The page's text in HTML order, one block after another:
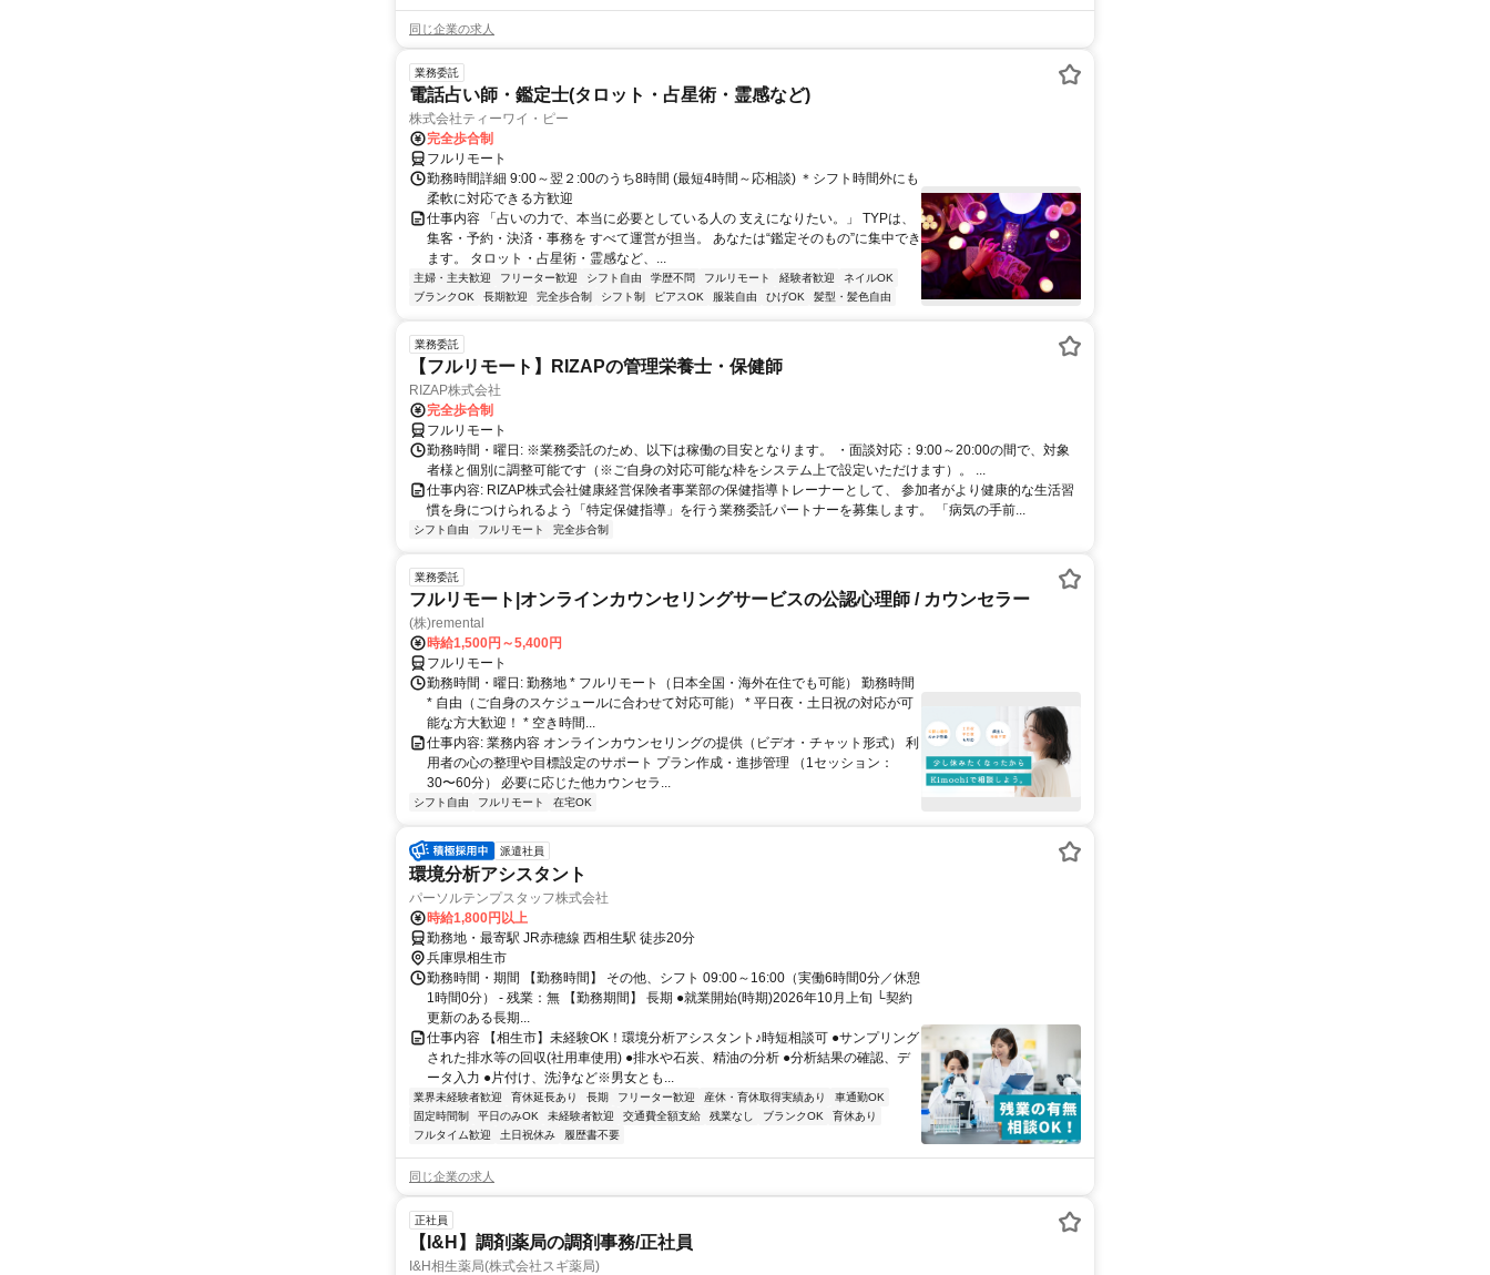
同じ企業の求人
業務委託
電話占い師・鑑定士(タロット・占星術・霊感など)
株式会社ティーワイ・ピー
完全歩合制
フルリモート
勤務時間詳細 9:00～翌２:00のうち8時間 (最短4時間～応相談) ＊シフト時間外にも
柔軟に対応できる方歓迎
仕事内容 「占いの力で、本当に必要としている人の 支えになりたい。」 TYPは、
集客・予約・決済・事務を すべて運営が担当。 あなたは“鑑定そのもの”に集中でき
ます。 タロット・占星術・霊感など、...
主婦・主夫歓迎 フリーター歓迎 シフト自由 学歴不問 フルリモート 経験者歓迎
ネイルOK
ブランクOK
長期歓迎 完全歩合制 シフト制 ピアスOK 服装自由 ひげOK 髪型・髪色自由
業務委託
【フルリモート】RIZAPの管理栄養士・保健師
RIZAP株式会社
完全歩合制
フルリモート
勤務時間・曜日: ※業務委託のため、以下は稼働の目安となります。 ・面談対応：9:00～20:00の間で、対象
者様と個別に調整可能です（※ご自身の対応可能な枠をシステム上で設定いただけます）。 ...
仕事内容: RIZAP株式会社健康経営保険者事業部の保健指導トレーナーとして、 参加者がより健康的な生活習
慣を身につけられるよう「特定保健指導」を行う業務委託パートナーを募集します。 「病気の手前...
シフト自由 フルリモート 完全歩合制
業務委託
フルリモート|オンラインカウンセリングサービスの公認心理師 / カウンセラー
(株)remental
時給1,500円～5,400円
フルリモート
勤務時間・曜日: 勤務地 * フルリモート（日本全国・海外在住でも可能） 勤務時間
* 自由（ご自身のスケジュールに合わせて対応可能） * 平日夜・土日祝の対応が可
能な方大歓迎！ * 空き時間...
仕事内容: 業務内容 オンラインカウンセリングの提供（ビデオ・チャット形式） 利
用者の心の整理や目標設定のサポート プラン作成・進捗管理 （1セッション：
30〜60分） 必要に応じた他カウンセラ...
シフト自由 フルリモート 在宅OK
派遣社員
環境分析アシスタント
パーソルテンプスタッフ株式会社
時給1,800円以上
勤務地・最寄駅 JR赤穂線 西相生駅 徒歩20分
兵庫県相生市
勤務時間・期間 【勤務時間】 その他、シフト 09:00～16:00（実働6時間0分／休憩
1時間0分） - 残業：無 【勤務期間】 長期 ●就業開始(時期)2026年10月上旬 └契約
更新のある長期...
仕事内容 【相生市】未経験OK！環境分析アシスタント♪時短相談可 ●サンプリング
された排水等の回収(社用車使用) ●排水や石炭、精油の分析 ●分析結果の確認、デ
ータ入力 ●片付け、洗浄など※男女とも...
業界未経験者歓迎 育休延長あり 長期 フリーター歓迎 産休・育休取得実績あり
車通勤OK
固定時間制
平日のみOK 未経験者歓迎 交通費全額支給 残業なし ブランクOK
育休あり
フルタイム歓迎
土日祝休み 履歴書不要
同じ企業の求人
正社員
【I&H】調剤薬局の調剤事務/正社員
I&H相生薬局(株式会社スギ薬局)